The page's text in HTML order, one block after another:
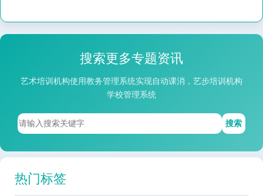
搜索更多专题资讯
艺术培训机构使用教务管理系统实现自动课消，艺步培训机构
学校管理系统
搜索
热门标签